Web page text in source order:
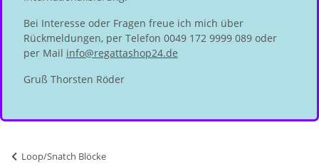
Bei Interesse oder Fragen freue ich mich über
Rückmeldungen, per Telefon 0049 172 9999 089 oder
per Mail info@regattashop24.de
Gruß Thorsten Röder
Loop/Snatch Blöcke